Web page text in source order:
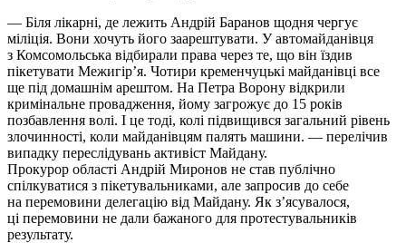
— Біля лікарні, де лежить Андрій Баранов щодня чергує
міліція. Вони хочуть його заарештувати. У автомайданівця
з Комсомольська відбирали права через те, що він їздив
пікетувати Межигір’я. Чотири кременчуцькі майданівці все
ще під домашнім арештом. На Петра Ворону відкрили
кримінальне провадження, йому загрожує до 15 років
позбавлення волі. І це тоді, колі підвищився загальний рівень
злочинності, коли майданівцям палять машини. — перелічив
випадку переслідувань активіст Майдану.
Прокурор області Андрій Миронов не став публічно
спілкуватися з пікетувальниками, але запросив до себе
на перемовини делегацію від Майдану. Як з’ясувалося,
ці перемовини не дали бажаного для протестувальників
результату.